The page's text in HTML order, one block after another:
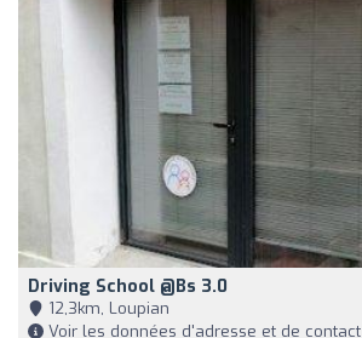
Driving School @Bs 3.0
12,3km, Loupian
Voir les données d'adresse et de contact